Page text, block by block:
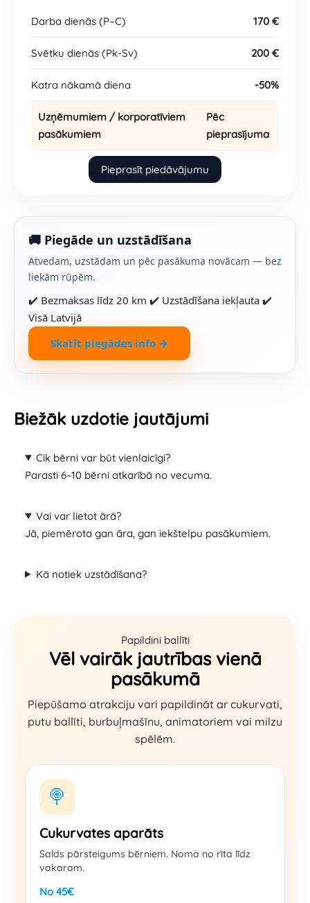
Darba dienās (P–C) 170 €
Svētku dienās (Pk-Sv) 200 €
Katra nākamā diena -50%
Uzņēmumiem / korporatīviem
pasākumiem
Pēc
pieprasījuma
Pieprasīt piedāvājumu
🚚 Piegāde un uzstādīšana
Atvedam, uzstādam un pēc pasākuma novācam — bez
liekām rūpēm.
✔️ Bezmaksas līdz 20 km ✔️ Uzstādīšana iekļauta ✔️
Visā Latvijā
Skatīt piegādes info →
Biežāk uzdotie jautājumi
Cik bērni var būt vienlaicīgi?
Parasti 6–10 bērni atkarībā no vecuma.
Vai var lietot ārā?
Jā, piemērota gan āra, gan iekštelpu pasākumiem.
Kā notiek uzstādīšana?
Papildini ballīti
Vēl vairāk jautrības vienā
pasākumā
Piepūšamo atrakciju vari papildināt ar cukurvati,
putu ballīti, burbuļmašīnu, animatoriem vai milzu
spēlēm.
🍭
Cukurvates aparāts
Salds pārsteigums bērniem. Noma no rīta līdz
vakaram.
No 45€